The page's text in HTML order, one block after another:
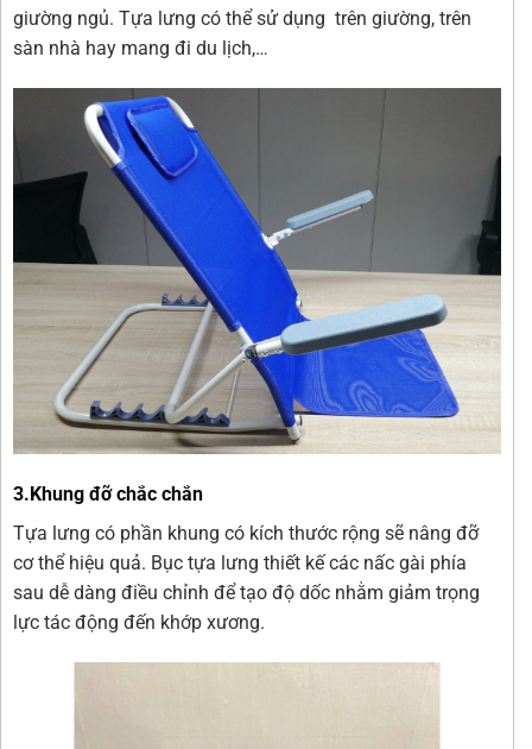
giường ngủ. Tựa lưng có thể sử dụng trên giường, trên
sàn nhà hay mang đi du lịch,…
3.Khung đỡ chắc chắn
Tựa lưng có phần khung có kích thước rộng sẽ nâng đỡ
cơ thể hiệu quả. Bục tựa lưng thiết kế các nấc gài phía
sau dễ dàng điều chỉnh để tạo độ dốc nhằm giảm trọng
lực tác động đến khớp xương.